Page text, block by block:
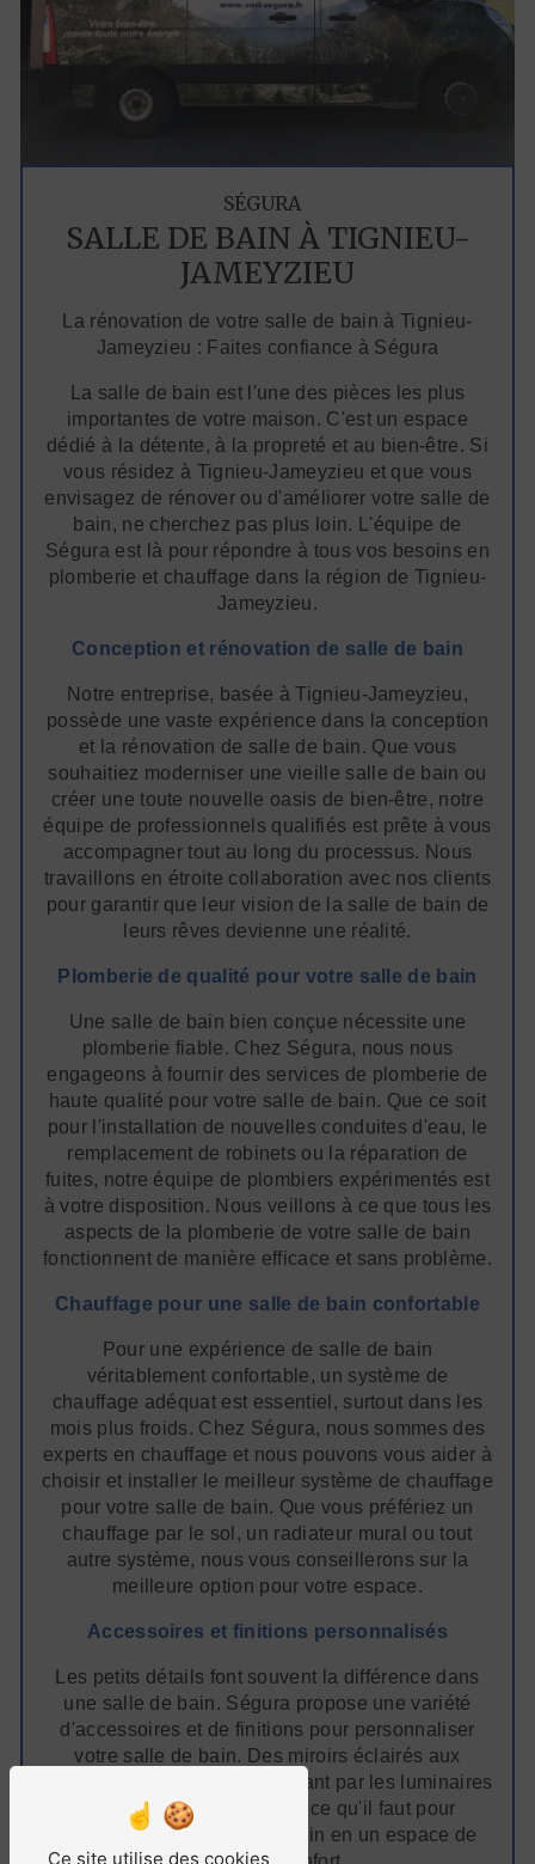
SÉGURA
SALLE DE BAIN À TIGNIEU-
JAMEYZIEU
La rénovation de votre salle de bain à Tignieu-
Jameyzieu : Faites confiance à Ségura
La salle de bain est l'une des pièces les plus
importantes de votre maison. C'est un espace
dédié à la détente, à la propreté et au bien-être. Si
vous résidez à Tignieu-Jameyzieu et que vous
envisagez de rénover ou d'améliorer votre salle de
bain, ne cherchez pas plus loin. L'équipe de
Ségura est là pour répondre à tous vos besoins en
plomberie et chauffage dans la région de Tignieu-
Jameyzieu.
Conception et rénovation de salle de bain
Notre entreprise, basée à Tignieu-Jameyzieu,
possède une vaste expérience dans la conception
et la rénovation de salle de bain. Que vous
souhaitiez moderniser une vieille salle de bain ou
créer une toute nouvelle oasis de bien-être, notre
équipe de professionnels qualifiés est prête à vous
accompagner tout au long du processus. Nous
travaillons en étroite collaboration avec nos clients
pour garantir que leur vision de la salle de bain de
leurs rêves devienne une réalité.
Plomberie de qualité pour votre salle de bain
Une salle de bain bien conçue nécessite une
plomberie fiable. Chez Ségura, nous nous
engageons à fournir des services de plomberie de
haute qualité pour votre salle de bain. Que ce soit
pour l'installation de nouvelles conduites d'eau, le
remplacement de robinets ou la réparation de
fuites, notre équipe de plombiers expérimentés est
à votre disposition. Nous veillons à ce que tous les
aspects de la plomberie de votre salle de bain
fonctionnent de manière efficace et sans problème.
Chauffage pour une salle de bain confortable
Pour une expérience de salle de bain
véritablement confortable, un système de
chauffage adéquat est essentiel, surtout dans les
mois plus froids. Chez Ségura, nous sommes des
experts en chauffage et nous pouvons vous aider à
choisir et installer le meilleur système de chauffage
pour votre salle de bain. Que vous préfériez un
chauffage par le sol, un radiateur mural ou tout
autre système, nous vous conseillerons sur la
meilleure option pour votre espace.
Accessoires et finitions personnalisés
Les petits détails font souvent la différence dans
une salle de bain. Ségura propose une variété
d'accessoires et de finitions pour personnaliser
votre salle de bain. Des miroirs éclairés aux
options de carrelage, en passant par les luminaires
élégants, nous avons tout ce qu'il faut pour
transformer votre salle de bain en un espace de
Ce site utilise des cookies